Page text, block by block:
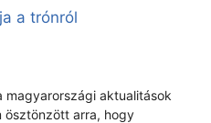
a trónról
magyarországi aktualitások
ösztönzött arra, hogy